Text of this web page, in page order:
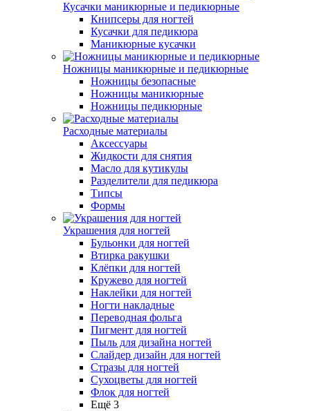
Кусачки маникюрные и педикюрные
Книпсеры для ногтей
Кусачки для педикюра
Маникюрные кусачки
Ножницы маникюрные и педикюрные
Ножницы безопасные
Ножницы маникюрные
Ножницы педикюрные
Расходные материалы
Аксессуары
Жидкости для снятия
Масло для кутикулы
Разделители для педикюра
Типсы
Формы
Украшения для ногтей
Бульонки для ногтей
Втирка ракушки
Клёпки для ногтей
Кружево для ногтей
Наклейки для ногтей
Ногти накладные
Переводная фольга
Пигмент для ногтей
Пыль для дизайна ногтей
Слайдер дизайн для ногтей
Стразы для ногтей
Сухоцветы для ногтей
Флок для ногтей
Ещё 3